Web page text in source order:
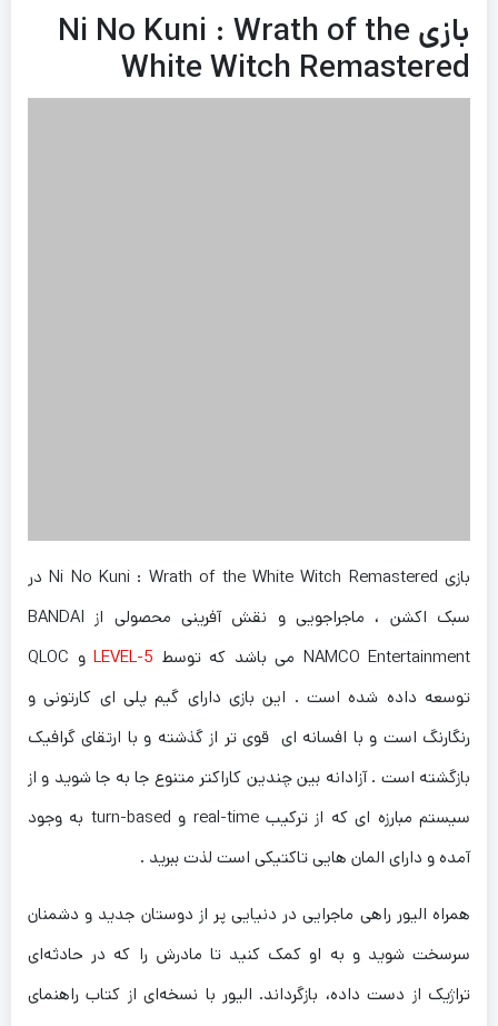
بازی Ni No Kuni : Wrath of the
White Witch Remastered
بازی Ni No Kuni : Wrath of the White Witch Remastered در
سبک اکشن ، ماجراجویی و نقش آفرینی محصولی از BANDAI
NAMCO Entertainment می باشد که توسط
LEVEL-5
و QLOC
توسعه داده شده است . این بازی دارای گیم پلی ای کارتونی و
رنگارنگ است و با افسانه ای قوی تر از گذشته و با ارتقای گرافیک
بازگشته است . آزادانه بین چندین کاراکتر متنوع جا به جا شوید و از
سیستم مبارزه ای که از ترکیب real-time و turn-based به وجود
آمده و دارای المان هایی تاکتیکی است لذت ببرید .
همراه الیور راهی ماجرایی در دنیایی پر از دوستان جدید و دشمنان
سرسخت شوید و به او کمک کنید تا مادرش را که در حادثه‌ای
تراژیک از دست داده، بازگرداند. الیور با نسخه‌ای از کتاب راهنمای